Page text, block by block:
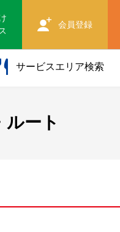
会員登録
サービスエリア検索
ルート